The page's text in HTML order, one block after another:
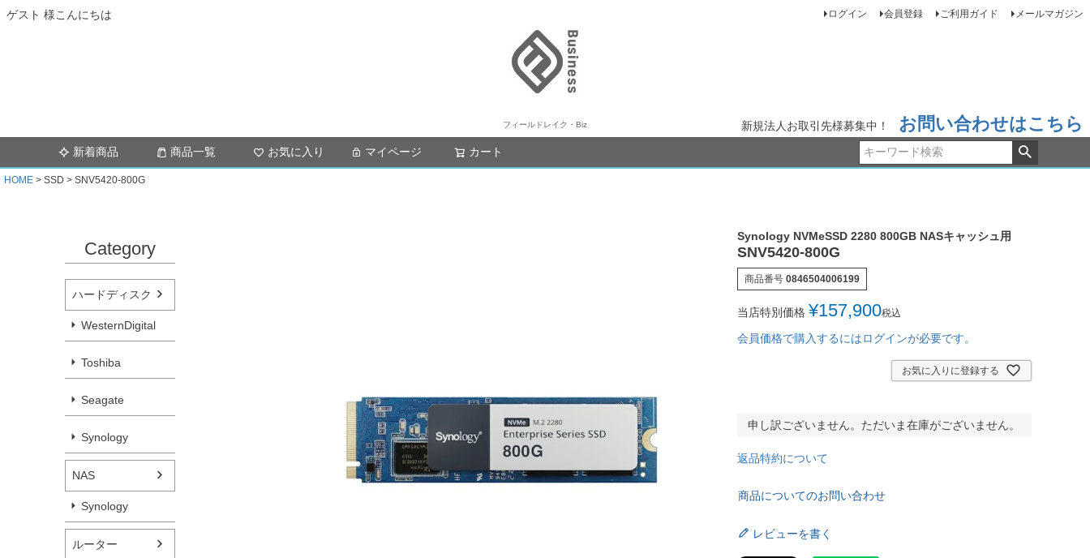
ゲスト 様こんにちは
フィールドレイク・Biz
ログイン 会員登録 ご利用ガイド メールマガジン
新規法人お取引先様募集中！ お問い合わせはこちら
新着商品 商品一覧 お気に入り マイページ カート
HOME SSD SNV5420-800G
Category
ハードディスク
WesternDigital
Toshiba
Seagate
Synology
NAS
Synology
ルーター
Synology NVMeSSD 2280 800GB NASキャッシュ用
SNV5420-800G
商品番号 0846504006199
当店特別価格 ¥157,900税込
会員価格で購入するにはログインが必要です。
お気に入りに登録する
申し訳ございません。ただいま在庫がございません。
返品特約について
商品についてのお問い合わせ
レビューを書く